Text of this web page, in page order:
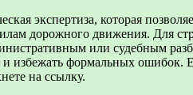
экспертиза, которая
дорожного движения. Для
или судебным
формальных ошибок.
на ссылку.